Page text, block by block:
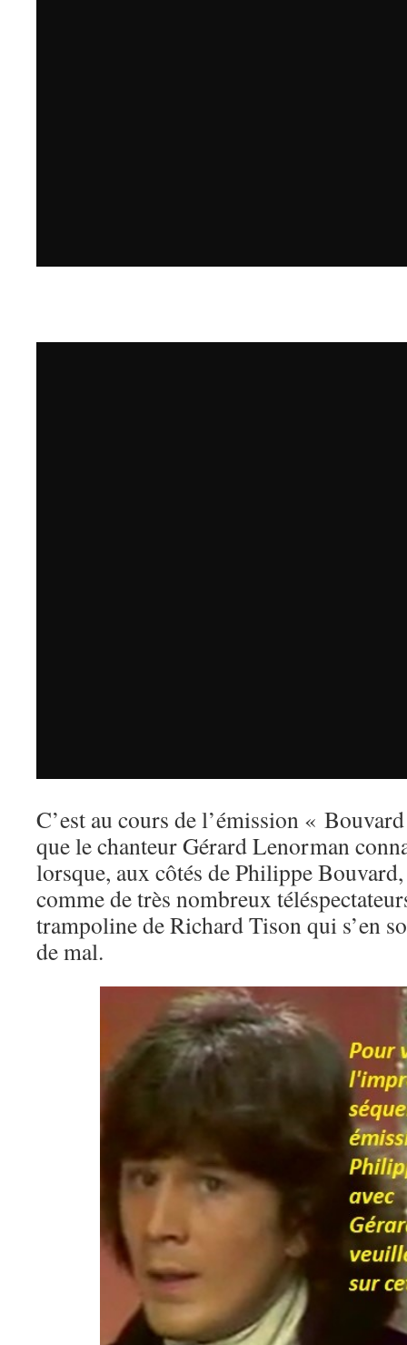
C’est au cours de l’émission «
que le chanteur Gérard Lenorman
lorsque, aux côtés de Philippe
comme de très nombreux
trampoline de Richard Tison qui s’en
de mal.